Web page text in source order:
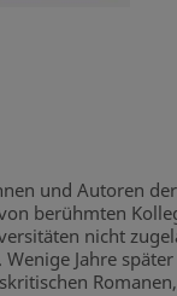
und Autoren
berühmten
nicht
Wenige Jahre